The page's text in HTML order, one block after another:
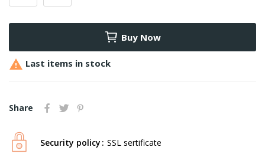
Buy Now
 Last items in stock
Share
Security policy SSL sertificate